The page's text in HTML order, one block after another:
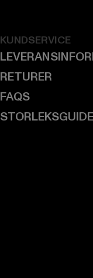
KUNDSERVICE
RETURER
FAQS
STORLEKSGUIDE